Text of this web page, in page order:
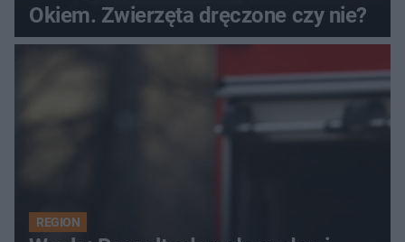
Okiem. Zwierzęta dręczone czy nie?
REGION